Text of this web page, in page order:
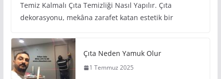
Temiz Kalmalı Çıta Temizliği Nasıl Yapılır. Çıta
dekorasyonu, mekâna zarafet katan estetik bir
Çıta Neden Yamuk Olur
1 Temmuz 2025